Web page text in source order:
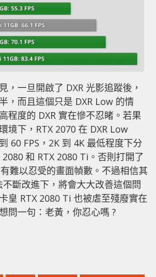
，一旦開啟了 DXR 光影追蹤後，
，而且這個只是 DXR Low 的情
程度的 DXR 實在慘不忍睹。若果
境下，RTX 2070 在 DXR Low
60 FPS，2K 到 4K 最低程度下分
和 RTX 2080 Ti。否則打開了
難以忍受的畫面幀數。不過相信其
不斷改進下，將會大大改善這個問
皇 RTX 2080 Ti 也被虐至殘廢實在
問一句：老黃，你忍心嗎 ?